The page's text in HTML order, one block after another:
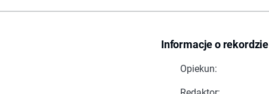
Informacje o rekordzie
Opiekun: